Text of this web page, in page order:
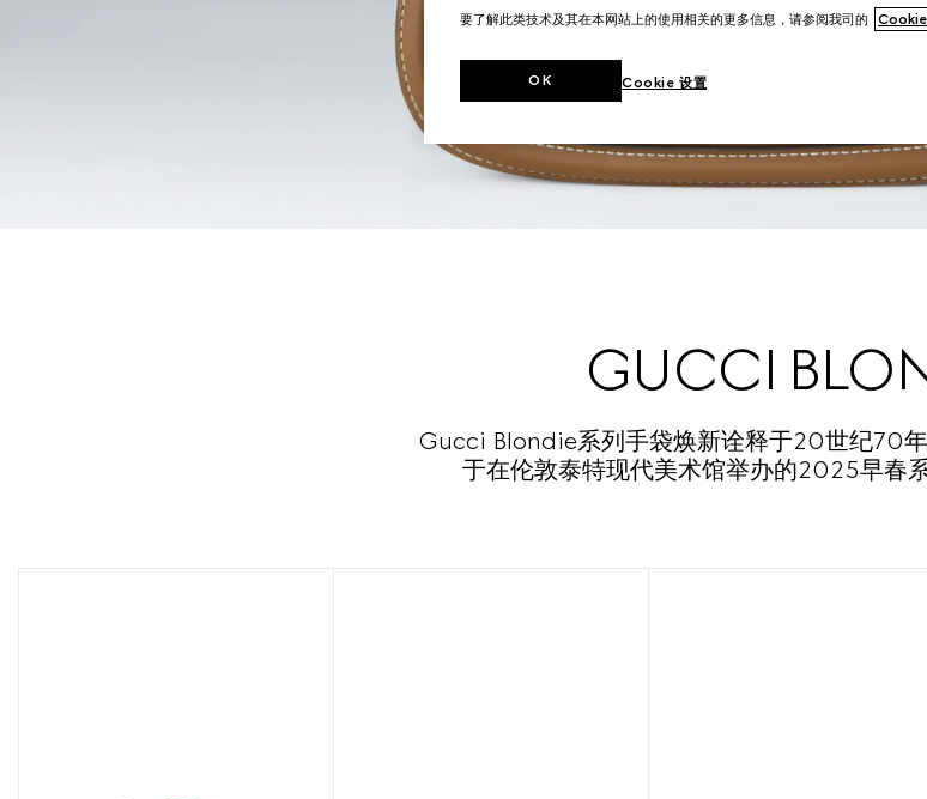
GUCCI
Gucci Blondie系列手袋焕新诠释于20世纪70年
于在伦敦泰特现代美术馆举办的2025早春
要了解此类技术及其在本网站上的使用相关的更多信息，请参阅我司的 Cookie
Cookie 设置
OK